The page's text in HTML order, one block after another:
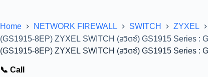
Home NETWORK FIREWALL SWITCH
ZYXEL
(GS1915-8EP) ZYXEL SWITCH (สวิตซ์) GS1915 Series :
(GS1915-8EP) ZYXEL SWITCH (สวิตซ์) GS1915 Series :
📞 Call